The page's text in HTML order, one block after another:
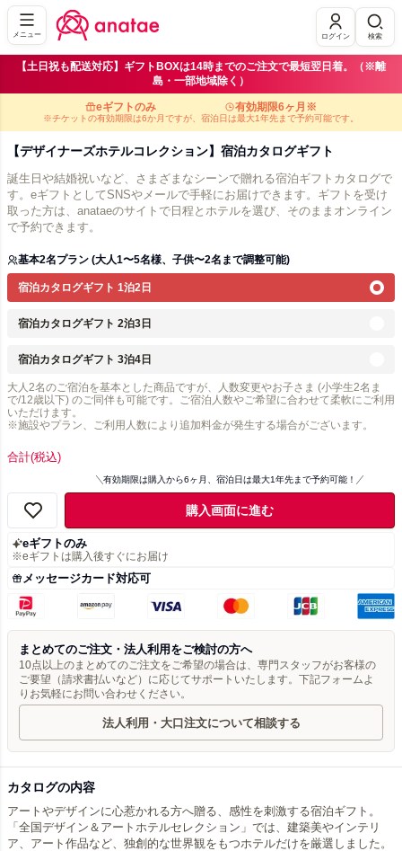
メニュー ログイン 検索
【土日祝も配送対応】ギフトBOXは14時までのご注文で最短翌日着。（※離
島・一部地域除く）
eギフトのみ 有効期限6ヶ月※
※チケットの有効期限は6か月ですが、宿泊日は最大1年先まで予約可能です。
【デザイナーズホテルコレクション】宿泊カタログギフト
誕生日や結婚祝いなど、さまざまなシーンで贈れる宿泊ギフトカタログで
す。eギフトとしてSNSやメールで手軽にお届けできます。ギフトを受け
取った方は、anataeのサイトで日程とホテルを選び、そのままオンライン
で予約できます。
基本2名プラン (大人1〜5名様、子供〜2名まで調整可能)
宿泊カタログギフト 1泊2日
宿泊カタログギフト 2泊3日
宿泊カタログギフト 3泊4日
大人2名のご宿泊を基本とした商品ですが、人数変更やお子さま (小学生2名ま
で/12歳以下) のご同伴も可能です。ご宿泊人数やご希望に合わせて柔軟にご利用
いただけます。
※施設やプラン、ご利用人数により追加料金が発生する場合がございます。
合計(税込)
有効期限は購入から6ヶ月、宿泊日は最大1年先まで予約可能！
購入画面に進む
eギフトのみ
※eギフトは購入後すぐにお届け
メッセージカード対応可
まとめてのご注文・法人利用をご検討の方へ
10点以上のまとめてのご注文をご希望の場合は、専門スタッフがお客様の
ご要望（請求書払いなど）に応じてサポートいたします。下記フォームよ
りお気軽にお問い合わせください。
法人利用・大口注文について相談する
カタログの内容
アートやデザインに心惹かれる方へ贈る、感性を刺激する宿泊ギフト。
「全国デザイン＆アートホテルセレクション」では、建築美やインテリ
ア、アート作品など、独創的な世界観をもつホテルだけを厳選しました。